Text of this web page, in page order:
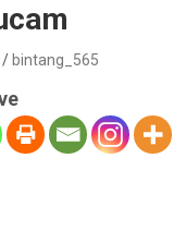
bintang_565